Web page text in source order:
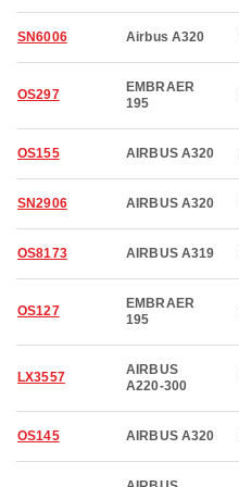
SN6006 Airbus A320
OS297
EMBRAER
195
OS155 AIRBUS A320
SN2906 AIRBUS A320
OS8173 AIRBUS A319
OS127
EMBRAER
195
LX3557
AIRBUS
A220-300
OS145 AIRBUS A320